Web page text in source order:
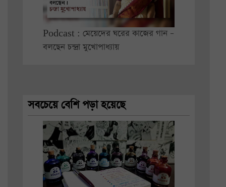
Podcast : মেয়েদের ঘরের কাজের গান –
বলছেন চন্দ্রা মুখোপাধ্যায়
সবচেয়ে বেশি পড়া হয়েছে